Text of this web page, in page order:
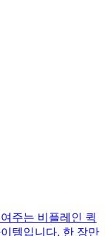
주는 비플레인 퀵
템입니다. 한 장만